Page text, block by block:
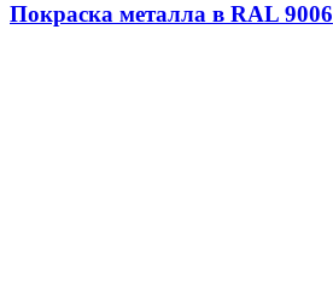
Покраска металла в RAL 9006